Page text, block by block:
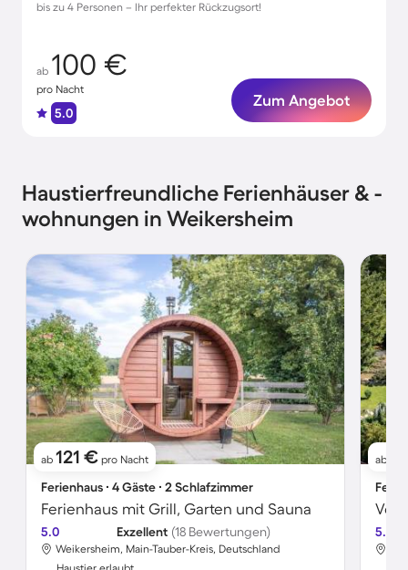
bis zu 4 Personen – Ihr perfekter Rückzugsort!
ab 100 €
pro Nacht
5.0
Zum Angebot
Haustierfreundliche Ferienhäuser & -
wohnungen in Weikersheim
ab 121 € pro Nacht
Ferienhaus ∙ 4 Gäste ∙ 2 Schlafzimmer
Ferienhaus mit Grill, Garten und Sauna
5.0 Exzellent (18 Bewertungen)
Weikersheim, Main-Tauber-Kreis, Deutschland
ab
5.0